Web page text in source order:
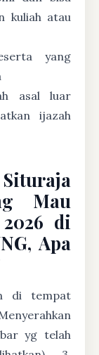
kuliah atau
yang
asal luar
ijazah
Mau
di
Apa
di tempat
yg telah